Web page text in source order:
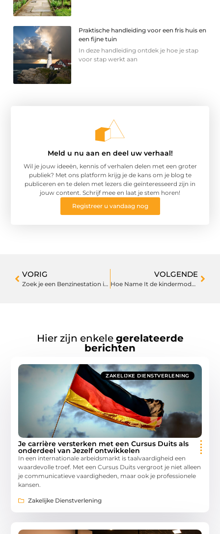
Praktische handleiding voor een fris huis en
een fijne tuin
In deze handleiding ontdek je hoe je stap
voor stap werkt aan
Meld u nu aan en deel uw verhaal!
Wil je jouw ideeën, kennis of verhalen delen met een groter
publiek? Met ons platform krijg je de kans om je blog te
publiceren en te delen met lezers die geïnteresseerd zijn in
jouw content. Schrijf mee en laat je stem horen!
Registreer u vandaag nog
VORIG
Zoek je een Benzinestation in Breda? Hier Moet je op Letten!
VOLGENDE
Hoe Name It de kindermodewereld verfrist
Hier zijn enkele gerelateerde
berichten
ZAKELIJKE DIENSTVERLENING
Je carrière versterken met een Cursus Duits als
onderdeel van Jezelf ontwikkelen
In een internationale arbeidsmarkt is taalvaardigheid een
waardevolle troef. Met een Cursus Duits vergroot je niet alleen
je communicatieve vaardigheden, maar ook je professionele
kansen.
Zakelijke Dienstverlening